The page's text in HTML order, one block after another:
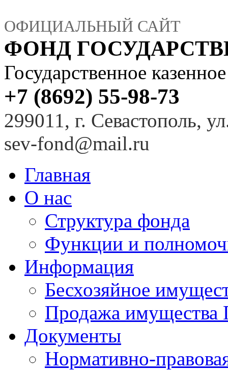
ОФИЦИАЛЬНЫЙ САЙТ
ФОНД
Государственное
+7 (8692) 55-98-73
299011, г. Севастополь,
sev-fond@mail.ru
Главная
О нас
Структура фонда
Функции и
Информация
Бесхозяйное
Продажа имущества
Документы
Нормативно-